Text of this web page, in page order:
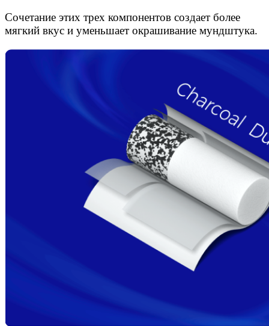
Сочетание этих трех компонентов создает более
мягкий вкус и уменьшает окрашивание мундштука.